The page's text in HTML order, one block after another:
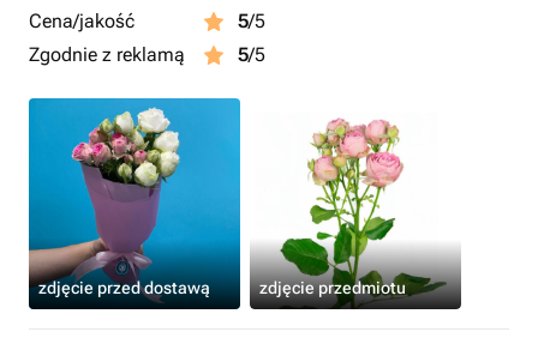
Cena/jakość
5/5
Zgodnie z reklamą
5/5
zdjęcie przed dostawą zdjęcie przedmiotu